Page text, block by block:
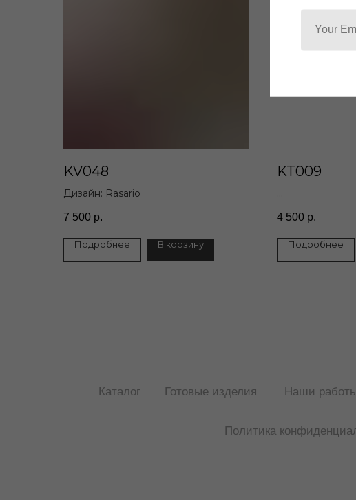
KV048
Дизайн: Rasario
7 500 р.
Подробнее В корзину
KT009
4 500 р.
Подробнее
Каталог Готовые изделия Наши
Политика